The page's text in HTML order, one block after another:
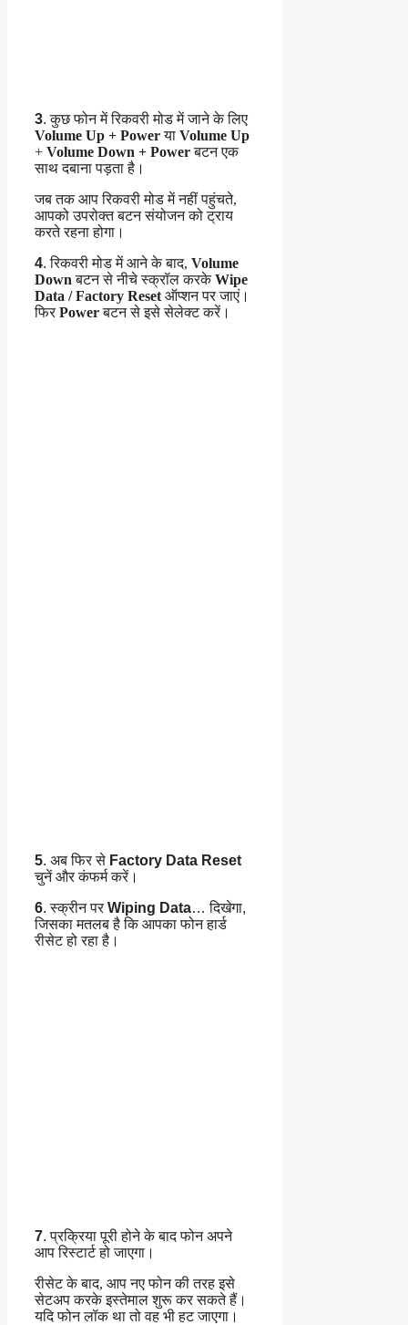
3.कुछ फोन में रिकवरी मोड में जाने के लिए
Volume Up + Powerया Volume Up
+ Volume Down + Powerबटन एक
साथ दबाना पड़ता है।
जब तक आप रिकवरी मोड में नहीं पहुंचते,
आपको उपरोक्त बटन संयोजन को ट्राय
करते रहना होगा।
4.रिकवरी मोड में आने के बाद, Volume
Down बटन से नीचे स्क्रॉल करकेWipe
Data / Factory Reset ऑप्शन पर जाएं।
फिर Powerबटन से इसे सेलेक्ट करें।
5. अब फिर से Factory Data Reset
चुनें और कंफर्म करें।
6. स्क्रीन पर Wiping Data… दिखेगा,
जिसका मतलब है कि आपका फोन हार्ड
रीसेट हो रहा है।
7. प्रक्रिया पूरी होने के बाद फोन अपने
आप रिस्टार्ट हो जाएगा।
रीसेट के बाद, आप नए फोन की तरह इसे
सेटअप करके इस्तेमाल शुरू कर सकते हैं।
यदि फोन लॉक था तो वह भी हट जाएगा।